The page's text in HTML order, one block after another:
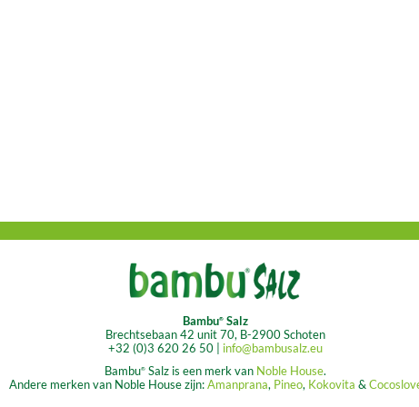
Bambu® Salz
Brechtsebaan 42 unit 70, B-2900 Schoten
+32 (0)3 620 26 50 | info@bambusalz.eu
Bambu® Salz is een merk van Noble House.
Andere merken van Noble House zijn:Amanprana, Pineo, Kokovita &